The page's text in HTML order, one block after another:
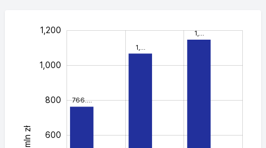
766.…
1,…
1,…
mln zł 1,000
600
800
1,000
1,200